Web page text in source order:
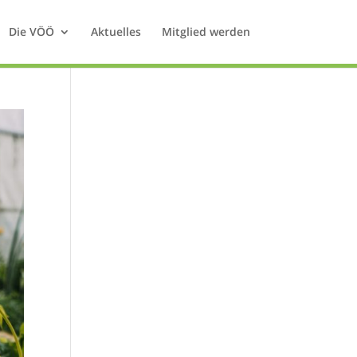
Die VÖÖ Aktuelles Mitglied werden